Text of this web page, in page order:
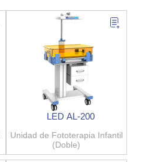
LED AL-200
Unidad de Fototerapia Infantil
(Doble)